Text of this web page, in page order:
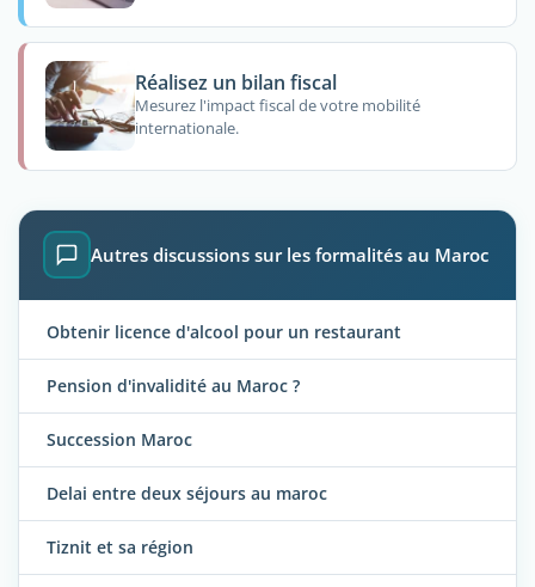
Réalisez un bilan fiscal
Mesurez l'impact fiscal de votre mobilité
internationale.
Autres discussions sur les formalités au Maroc
Obtenir licence d'alcool pour un restaurant
Pension d'invalidité au Maroc ?
Succession Maroc
Delai entre deux séjours au maroc
Tiznit et sa région